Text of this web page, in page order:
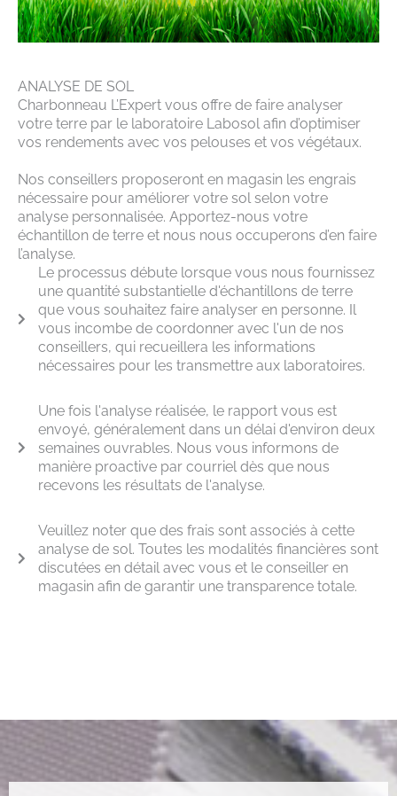
ANALYSE DE SOL
Charbonneau L’Expert vous offre de faire analyser
votre terre par le laboratoire Labosol afin d’optimiser
vos rendements avec vos pelouses et vos végétaux.
Nos conseillers proposeront en magasin les engrais
nécessaire pour améliorer votre sol selon votre
analyse personnalisée. Apportez-nous votre
échantillon de terre et nous nous occuperons d’en faire
l’analyse.
Le processus débute lorsque vous nous fournissez
une quantité substantielle d'échantillons de terre
que vous souhaitez faire analyser en personne. Il
vous incombe de coordonner avec l'un de nos
conseillers, qui recueillera les informations
nécessaires pour les transmettre aux laboratoires.
Une fois l'analyse réalisée, le rapport vous est
envoyé, généralement dans un délai d'environ deux
semaines ouvrables. Nous vous informons de
manière proactive par courriel dès que nous
recevons les résultats de l'analyse.
Veuillez noter que des frais sont associés à cette
analyse de sol. Toutes les modalités financières sont
discutées en détail avec vous et le conseiller en
magasin afin de garantir une transparence totale.